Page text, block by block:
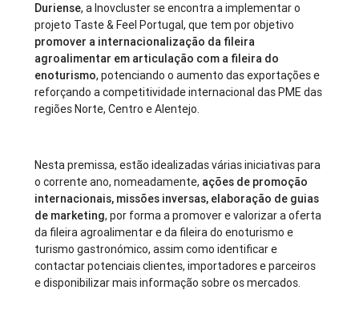
Duriense, a Inovcluster se encontra a implementar o
projeto Taste & Feel Portugal, que tem por objetivo
promover a internacionalização da fileira
agroalimentar em articulação com a fileira do
enoturismo, potenciando o aumento das exportações e
reforçando a competitividade internacional das PME das
regiões Norte, Centro e Alentejo.
Nesta premissa, estão idealizadas várias iniciativas para
o corrente ano, nomeadamente, ações de promoção
internacionais, missões inversas, elaboração de guias
de marketing, por forma a promover e valorizar a oferta
da fileira agroalimentar e da fileira do enoturismo e
turismo gastronómico, assim como identificar e
contactar potenciais clientes, importadores e parceiros
e disponibilizar mais informação sobre os mercados.